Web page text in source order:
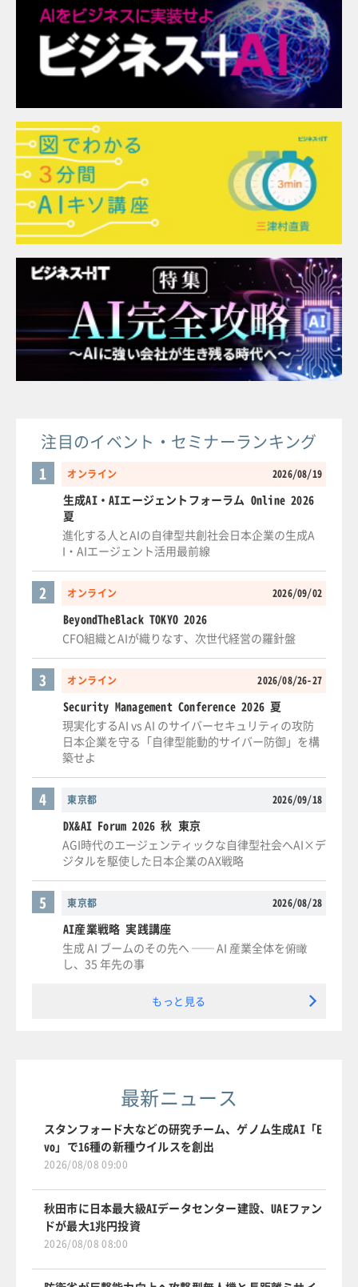
注目のイベント・セミナーランキング
オンライン 2026/08/19
1
生成AI・AIエージェントフォーラム Online 2026
夏
進化する人とAIの自律型共創社会日本企業の生成A
I・AIエージェント活用最前線
オンライン 2026/09/02
2
BeyondTheBlack TOKYO 2026
CFO組織とAIが織りなす、次世代経営の羅針盤
オンライン 2026/08/26-27
3
Security Management Conference 2026 夏
現実化するAI vs AI のサイバーセキュリティの攻防
日本企業を守る「自律型能動的サイバー防御」を構
築せよ
東京都 2026/09/18
4
DX&AI Forum 2026 秋 東京
AGI時代のエージェンティックな自律型社会へAI×デ
ジタルを駆使した日本企業のAX戦略
東京都 2026/08/28
5
AI産業戦略 実践講座
生成 AI ブームのその先へ ── AI 産業全体を俯瞰
し、35 年先の事
もっと見る
最新ニュース
スタンフォード大などの研究チーム、ゲノム生成AI「E
vo」で16種の新種ウイルスを創出
2026/08/08 09:00
秋田市に日本最大級AIデータセンター建設、UAEファン
ドが最大1兆円投資
2026/08/08 08:00